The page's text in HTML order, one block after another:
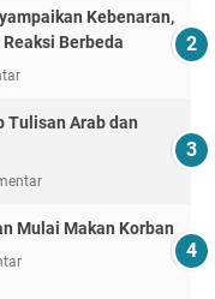
Kebenaran,
Berbeda
Tulisan Arab dan
Mulai Makan Korban